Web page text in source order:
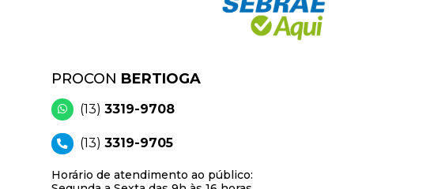
PROCON BERTIOGA
(13) 3319-9708
(13) 3319-9705
Horário de atendimento ao público: